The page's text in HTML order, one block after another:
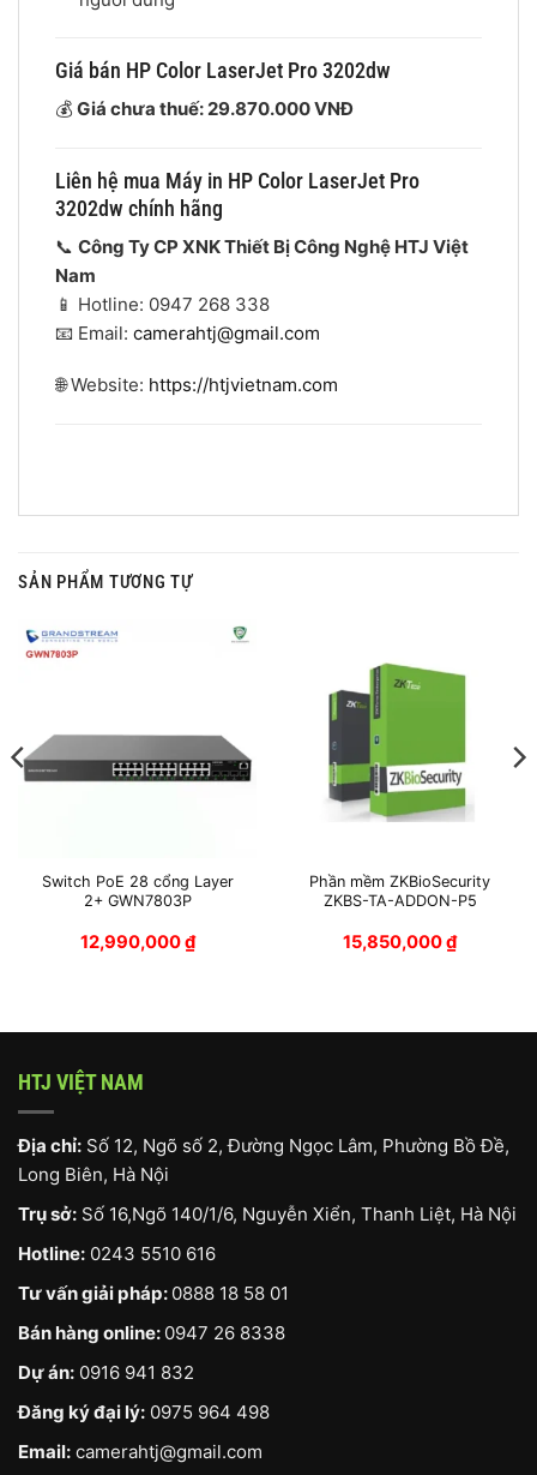
Giá bán HP Color LaserJet Pro 3202dw
💰 Giá chưa thuế: 29.870.000 VNĐ
Liên hệ mua Máy in HP Color LaserJet Pro
3202dw chính hãng
📞 Công Ty CP XNK Thiết Bị Công Nghệ HTJ Việt
Nam
📱 Hotline: 0947 268 338
📧 Email: camerahtj@gmail.com
🌐 Website: https://htjvietnam.com
SẢN PHẨM TƯƠNG TỰ
Switch PoE 28 cổng Layer
2+ GWN7803P
12,990,000₫
Phần mềm ZKBioSecurity
ZKBS-TA-ADDON-P5
15,850,000₫
HTJ VIỆT NAM
Địa chỉ: Số 12, Ngõ số 2, Đường Ngọc Lâm, Phường Bồ Đề,
Long Biên, Hà Nội
Trụ sở: Số 16,Ngõ 140/1/6, Nguyễn Xiển, Thanh Liệt, Hà Nội
Hotline: 0243 5510 616
Tư vấn giải pháp: 0888 18 58 01
Bán hàng online: 0947 26 8338
Dự án: 0916 941 832
Đăng ký đại lý: 0975 964 498
Email: camerahtj@gmail.com